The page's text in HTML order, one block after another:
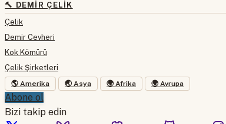
🔨 DEMIR ÇELIK
Çelik
Demir Cevheri
Kok Kömürü
Çelik Şirketleri
🌎 Amerika 🌏 Asya 🌍 Afrika 🌍 Avrupa
Abone ol
Bizi takip edin